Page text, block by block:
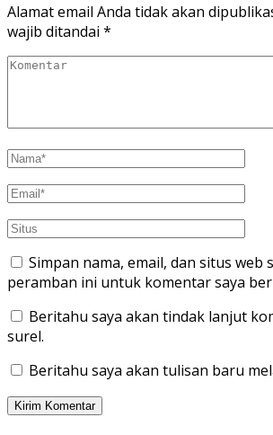
Alamat email Anda tidak akan
wajib ditandai *
Simpan nama, email, dan situs web
peramban ini untuk komentar saya
Beritahu saya akan tindak lanjut
surel.
Beritahu saya akan tulisan baru